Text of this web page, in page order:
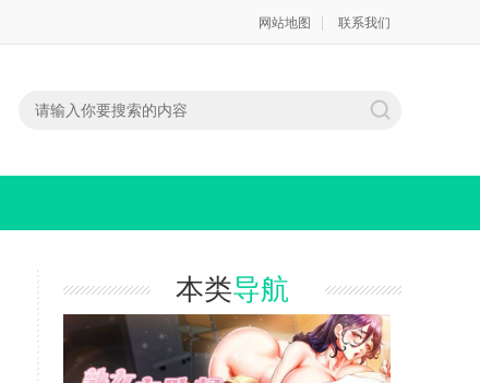
网站地图 联系我们
本类导航